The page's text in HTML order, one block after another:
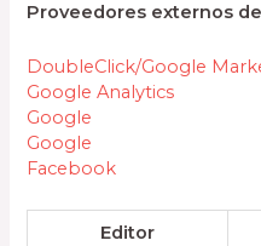
Proveedores externos
DoubleClick/Google
Google Analytics
Google
Google
Facebook
Editor